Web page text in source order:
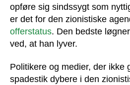
opføre sig sindssygt som
er det for den zionistiske
offerstatus. Den bedste
ved, at han lyver.
Politikere og medier, der ikke
spadestik dybere i den